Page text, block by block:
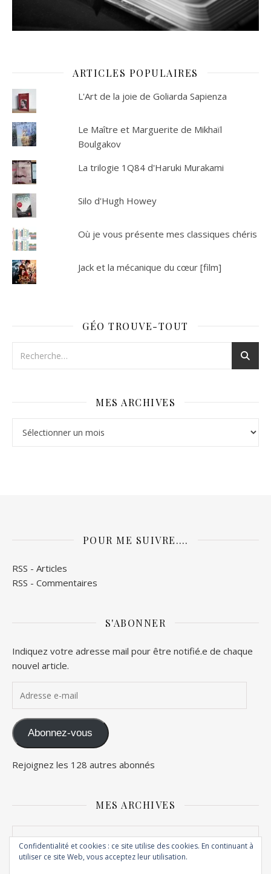
ARTICLES POPULAIRES
L'Art de la joie de Goliarda Sapienza
Le Maître et Marguerite de Mikhaïl
Boulgakov
La trilogie 1Q84 d'Haruki Murakami
Silo d'Hugh Howey
Où je vous présente mes classiques chéris
Jack et la mécanique du cœur [film]
GÉO TROUVE-TOUT
MES ARCHIVES
POUR ME SUIVRE….
RSS - Articles
RSS - Commentaires
S'ABONNER
Indiquez votre adresse mail pour être notifié.e de chaque
nouvel article.
Abonnez-vous
Rejoignez les 128 autres abonnés
MES ARCHIVES
Confidentialité et cookies : ce site utilise des cookies. En continuant à
utiliser ce site Web, vous acceptez leur utilisation.